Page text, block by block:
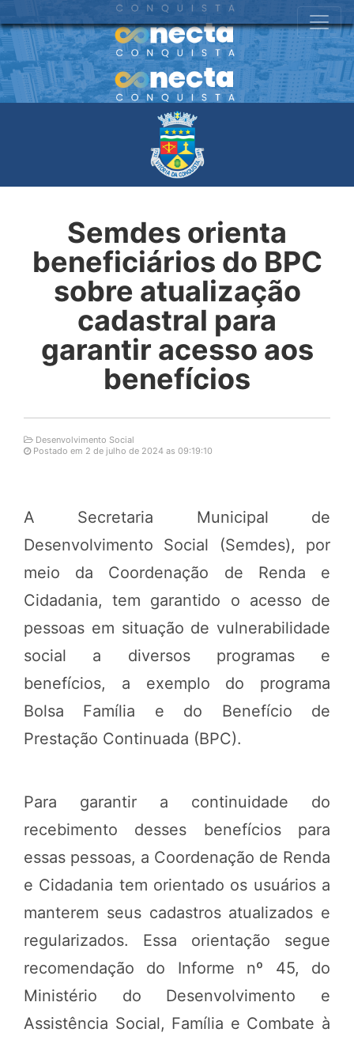
Semdes orienta
beneficiários do BPC
sobre atualização
cadastral para
garantir acesso aos
benefícios
Desenvolvimento Social
Postado em 2 de julho de 2024 as 09:19:10
A Secretaria Municipal de
Desenvolvimento Social (Semdes), por
meio da Coordenação de Renda e
Cidadania, tem garantido o acesso de
pessoas em situação de vulnerabilidade
social a diversos programas e
benefícios, a exemplo do programa
Bolsa Família e do Benefício de
Prestação Continuada (BPC).
Para garantir a continuidade do
recebimento desses benefícios para
essas pessoas, a Coordenação de Renda
e Cidadania tem orientado os usuários a
manterem seus cadastros atualizados e
regularizados. Essa orientação segue
recomendação do Informe nº 45, do
Ministério do Desenvolvimento e
Assistência Social, Família e Combate à